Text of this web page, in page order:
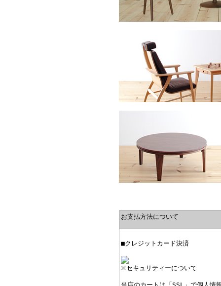
お支払方法について
■クレジットカード決済
※セキュリティーについて